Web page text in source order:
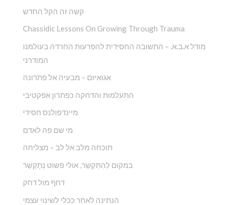
קשה זה הקל החדש
Chassidic Lessons On Growing Through Trauma
מודל א.ב.א. – התשובה החסידית להפרעות החרדה בעולמנו
המודרני
אגואיזם – מבעיה אל פתרונה
התעלמות והדחקה כפתרון אפקטיבי
מיינדפולנס חסידי
מי שם פה לאדם
תוכחה מלב אל לב – מצליחה
במקום לְהִתְקַשֵׁ‏‏‏‏‏‏‏‏‏‏‏‏‏‏‏‏‏‏‏‏‏‏‏‏‏ר, אולי פשוט נְתַקְשֵׁר
דחף מול דחק
הנתינה לאחר ככלי לשינוי עצמי